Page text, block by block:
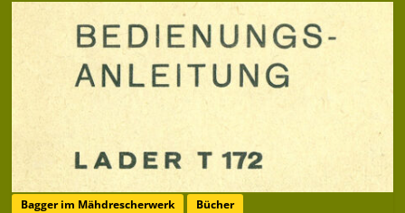
Bagger im Mähdrescherwerk Bücher